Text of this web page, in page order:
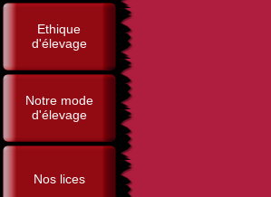
Ethique
d'élevage
Notre mode
d'élevage
Nos lices